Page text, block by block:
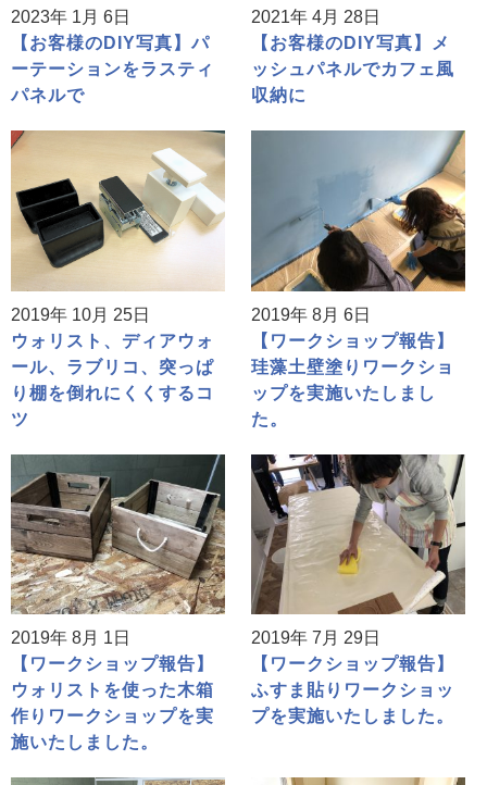
2023年 1月 6日
【お客様のDIY写真】パ
ーテーションをラスティ
パネルで
2021年 4月 28日
【お客様のDIY写真】メ
ッシュパネルでカフェ風
収納に
2019年 10月 25日
ウォリスト、ディアウォ
ール、ラブリコ、突っぱ
り棚を倒れにくくするコ
ツ
2019年 8月 6日
【ワークショップ報告】
珪藻土壁塗りワークショ
ップを実施いたしまし
た。
2019年 8月 1日
【ワークショップ報告】
ウォリストを使った木箱
作りワークショップを実
施いたしました。
2019年 7月 29日
【ワークショップ報告】
ふすま貼りワークショッ
プを実施いたしました。